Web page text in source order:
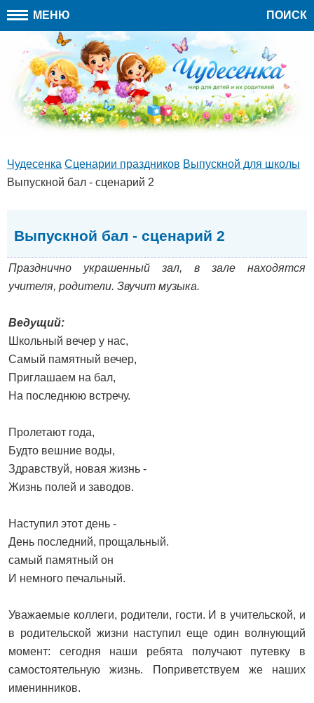
МЕНЮ ПОИСК
Чудесенка Сценарии праздников Выпускной для школы
Выпускной бал - сценарий 2
Выпускной бал - сценарий 2
Празднично украшенный зал, в зале находятся
учителя, родители. Звучит музыка.
Ведущий:
Школьный вечер у нас,
Самый памятный вечер,
Приглашаем на бал,
На последнюю встречу.
Пролетают года,
Будто вешние воды,
Здравствуй, новая жизнь -
Жизнь полей и заводов.
Наступил этот день -
День последний, прощальный.
самый памятный он
И немного печальный.
Уважаемые коллеги, родители, гости. И в учительской, и
в родительской жизни наступил еще один волнующий
момент: сегодня наши ребята получают путевку в
самостоятельную жизнь. Поприветствуем же наших
именинников.